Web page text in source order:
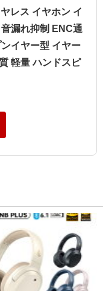
レス イヤホン イ
漏れ抑制 ENC通
イヤー型 イヤー
軽量 ハンドスピ